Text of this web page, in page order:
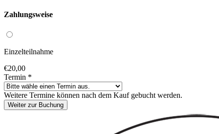
Zahlungsweise
Einzelteilnahme
€20,00
Termin *
Weitere Termine können nach dem Kauf gebucht werden.
Weiter zur Buchung